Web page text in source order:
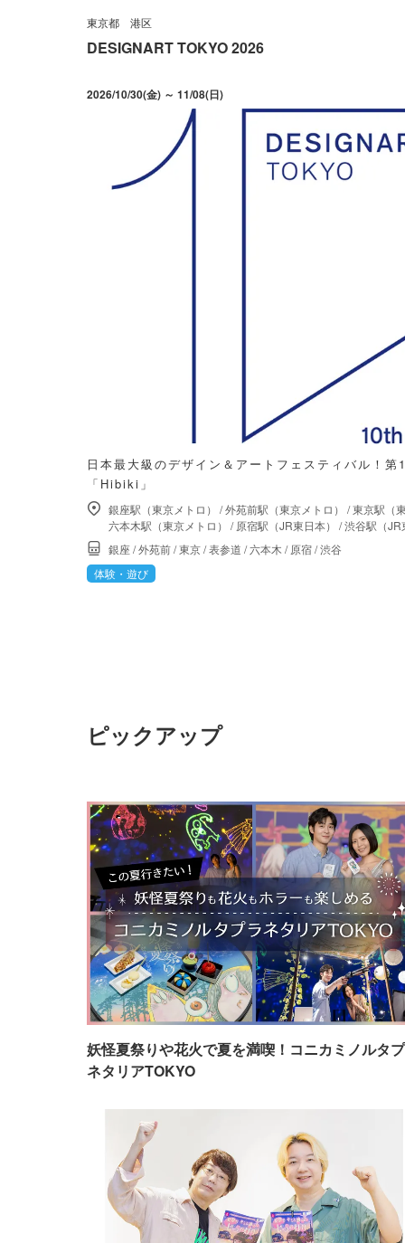
東京都 港区
DESIGNART TOKYO 2026
2026/10/30(金) ～ 11/08(日)
日本最大級のデザイン＆アートフェスティバル！
「Hibiki」
銀座駅（東京メトロ） /外苑前駅（東京メトロ） /東京駅（
六本木駅（東京メトロ） / 原宿駅（JR東日本） /渋谷駅（JR
銀座/外苑前/東京/表参道 /六本木 / 原宿/渋谷
体験・遊び
ピックアップ
妖怪夏祭りや花火で夏を満喫！コニカミノルタ
ネタリアTOKYO